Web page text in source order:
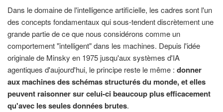
Dans le domaine de l'intelligence artificielle, les cadres sont l'un
des concepts fondamentaux qui sous-tendent discrètement une
grande partie de ce que nous considérons comme un
comportement "intelligent" dans les machines. Depuis l'idée
originale de Minsky en 1975 jusqu'aux systèmes d'IA
agentiques d'aujourd'hui, le principe reste le même : donner
aux machines des schémas structurés du monde, et elles
peuvent raisonner sur celui-ci beaucoup plus efficacement
qu'avec les seules données brutes.